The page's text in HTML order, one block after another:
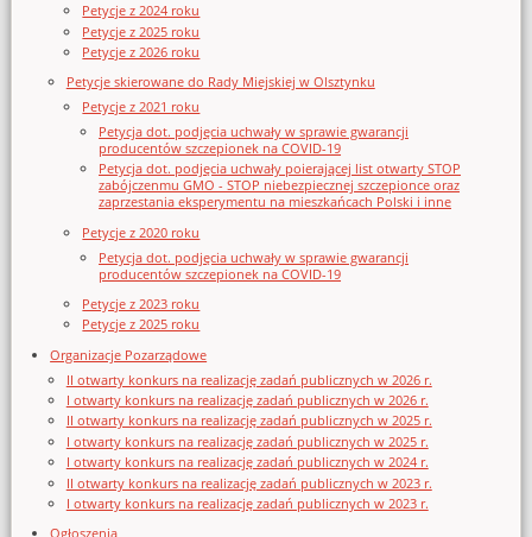
Petycje z 2024 roku
Petycje z 2025 roku
Petycje z 2026 roku
Petycje skierowane do Rady Miejskiej w Olsztynku
Petycje z 2021 roku
Petycja dot. podjęcia uchwały w sprawie gwarancji
producentów szczepionek na COVID-19
Petycja dot. podjęcia uchwały poierającej list otwarty STOP
zabójczenmu GMO - STOP niebezpiecznej szczepionce oraz
zaprzestania eksperymentu na mieszkańcach Polski i inne
Petycje z 2020 roku
Petycja dot. podjęcia uchwały w sprawie gwarancji
producentów szczepionek na COVID-19
Petycje z 2023 roku
Petycje z 2025 roku
Organizacje Pozarządowe
II otwarty konkurs na realizację zadań publicznych w 2026 r.
I otwarty konkurs na realizację zadań publicznych w 2026 r.
II otwarty konkurs na realizację zadań publicznych w 2025 r.
I otwarty konkurs na realizację zadań publicznych w 2025 r.
I otwarty konkurs na realizację zadań publicznych w 2024 r.
II otwarty konkurs na realizację zadań publicznych w 2023 r.
I otwarty konkurs na realizację zadań publicznych w 2023 r.
Ogłoszenia